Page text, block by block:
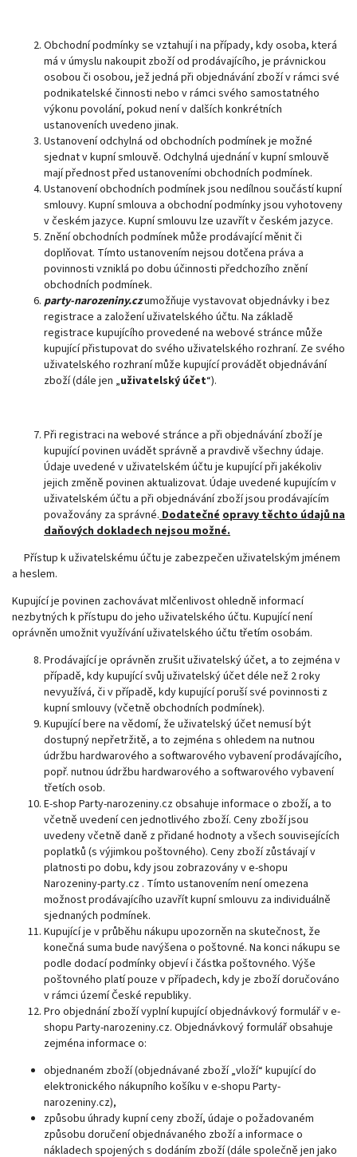
Obchodní podmínky se vztahují i na případy, kdy osoba, která
má v úmyslu nakoupit zboží od prodávajícího, je právnickou
osobou či osobou, jež jedná při objednávání zboží v rámci své
podnikatelské činnosti nebo v rámci svého samostatného
výkonu povolání, pokud není v dalších konkrétních
ustanoveních uvedeno jinak.
Ustanovení odchylná od obchodních podmínek je možné
sjednat v kupní smlouvě. Odchylná ujednání v kupní smlouvě
mají přednost před ustanoveními obchodních podmínek.
Ustanovení obchodních podmínek jsou nedílnou součástí kupní
smlouvy. Kupní smlouva a obchodní podmínky jsou vyhotoveny
v českém jazyce. Kupní smlouvu lze uzavřít v českém jazyce.
Znění obchodních podmínek může prodávající měnit či
doplňovat. Tímto ustanovením nejsou dotčena práva a
povinnosti vzniklá po dobu účinnosti předchozího znění
obchodních podmínek.
party-narozeniny.czumožňuje vystavovat objednávky i bez
registrace a založení uživatelského účtu. Na základě
registrace kupujícího provedené na webové stránce může
kupující přistupovat do svého uživatelského rozhraní. Ze svého
uživatelského rozhraní může kupující provádět objednávání
zboží (dále jen „uživatelský účet“).
Při registraci na webové stránce a při objednávání zboží je
kupující povinen uvádět správně a pravdivě všechny údaje.
Údaje uvedené v uživatelském účtu je kupující při jakékoliv
jejich změně povinen aktualizovat. Údaje uvedené kupujícím v
uživatelském účtu a při objednávání zboží jsou prodávajícím
považovány za správné.Dodatečnéopravy těchto údajů na
daňových dokladech nejsou možné.
Přístup k uživatelskému účtu je zabezpečen uživatelským jménem
a heslem.
Kupující je povinen zachovávat mlčenlivost ohledně informací
nezbytných k přístupu do jeho uživatelského účtu. Kupující není
oprávněn umožnit využívání uživatelského účtu třetím osobám.
Prodávající je oprávněn zrušit uživatelský účet, a to zejména v
případě, kdy kupující svůj uživatelský účet déle než 2 roky
nevyužívá, či v případě, kdy kupující poruší své povinnosti z
kupní smlouvy (včetně obchodních podmínek).
Kupující bere na vědomí, že uživatelský účet nemusí být
dostupný nepřetržitě, a to zejména s ohledem na nutnou
údržbu hardwarového a softwarového vybavení prodávajícího,
popř. nutnou údržbu hardwarového a softwarového vybavení
třetích osob.
E-shop Party-narozeniny.cz obsahuje informace o zboží, a to
včetně uvedení cen jednotlivého zboží. Ceny zboží jsou
uvedeny včetně daně z přidané hodnoty a všech souvisejících
poplatků (s výjimkou poštovného). Ceny zboží zůstávají v
platnosti po dobu, kdy jsou zobrazovány v e-shopu
Narozeniny-party.cz . Tímto ustanovením není omezena
možnost prodávajícího uzavřít kupní smlouvu za individuálně
sjednaných podmínek.
Kupující je v průběhu nákupu upozorněn na skutečnost, že
konečná suma bude navýšena o poštovné. Na konci nákupu se
podle dodací podmínky objeví i částka poštovného. Výše
poštovného platí pouze v případech, kdy je zboží doručováno
v rámci území České republiky.
Pro objednání zboží vyplní kupující objednávkový formulář v e-
shopu Party-narozeniny.cz. Objednávkový formulář obsahuje
zejména informace o:
objednaném zboží (objednávané zboží „vloží“ kupující do
elektronického nákupního košíku v e-shopu Party-
narozeniny.cz),
způsobu úhrady kupní ceny zboží, údaje o požadovaném
způsobu doručení objednávaného zboží a informace o
nákladech spojených s dodáním zboží (dále společně jen jako